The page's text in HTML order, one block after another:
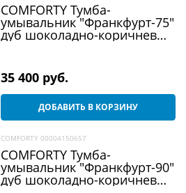
COMFORTY Тумба-
умывальник "Франкфурт-75"
дуб шоколадно-коричневый
35 400 руб.
ДОБАВИТЬ В КОРЗИНУ
COMFORTY 00004150657
COMFORTY Тумба-
умывальник "Франкфурт-90"
дуб шоколадно-коричневый